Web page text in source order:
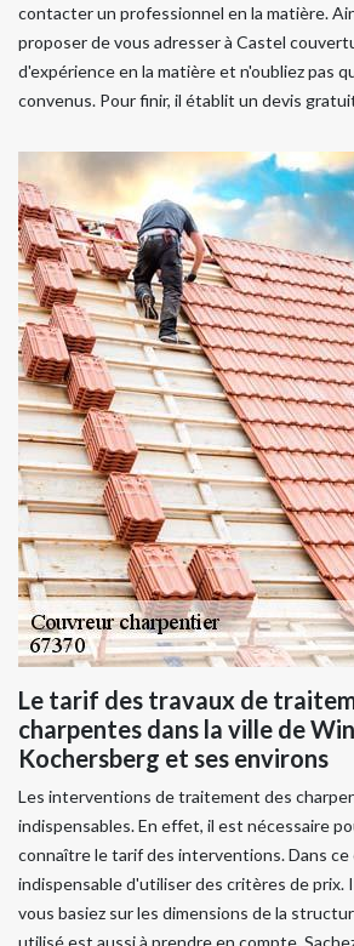
contacter un professionnel en la matière.
proposer de vous adresser à Castel
d'expérience en la matière et n'oubliez pas
convenus. Pour finir, il établit un devis
Le tarif des travaux de
charpentes dans la ville de
Kochersberg et ses environs
Les interventions de traitement des
indispensables. En effet, il est nécessaire
connaître le tarif des interventions. Dans ce
indispensable d'utiliser des critères de prix.
vous basiez sur les dimensions de la
utilisé est aussi à prendre en compte.